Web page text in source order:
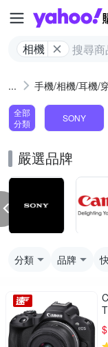
相機
手機/相機/耳機/
全部
分類
SONY
嚴選品牌
分類 品牌
$